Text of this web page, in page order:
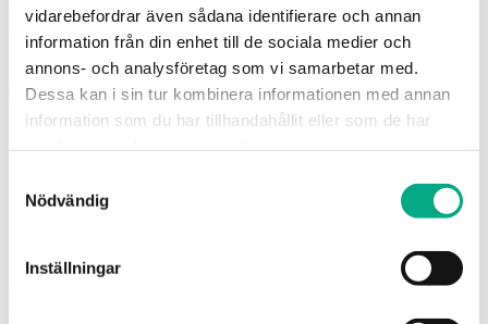
vidarebefordrar även sådana identifierare och annan
information från din enhet till de sociala medier och
annons- och analysföretag som vi samarbetar med.
Dessa kan i sin tur kombinera informationen med annan
information som du har tillhandahållit eller som de har
Nödvändig
Inställningar
Linkedin-inYoutube Spotify
Cookiepolicy
Cookiepolicy